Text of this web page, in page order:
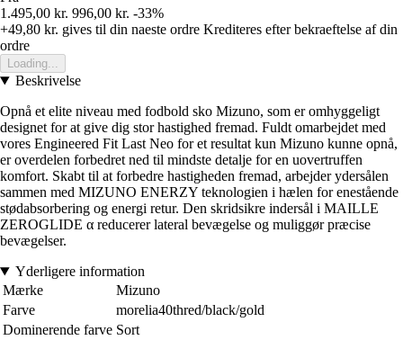
1.495,00 kr. 996,00 kr. -33%
+49,80 kr. gives til din naeste ordre Krediteres efter bekraeftelse af din
ordre
Loading...
Beskrivelse
Opnå et elite niveau med fodbold sko Mizuno, som er omhyggeligt
designet for at give dig stor hastighed fremad. Fuldt omarbejdet med
vores Engineered Fit Last Neo for et resultat kun Mizuno kunne opnå,
er overdelen forbedret ned til mindste detalje for en uovertruffen
komfort. Skabt til at forbedre hastigheden fremad, arbejder ydersålen
sammen med MIZUNO ENERZY teknologien i hælen for enestående
stødabsorbering og energi retur. Den skridsikre indersål i MAILLE
ZEROGLIDE α reducerer lateral bevægelse og muliggør præcise
bevægelser.
Yderligere information
Mærke
Mizuno
Farve
morelia40thred/black/gold
Dominerende farve Sort